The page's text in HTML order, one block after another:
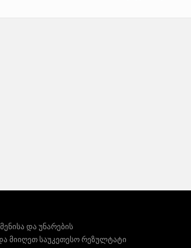
და უნარების
მიიღეთ საუკეთესო რეზულტატი